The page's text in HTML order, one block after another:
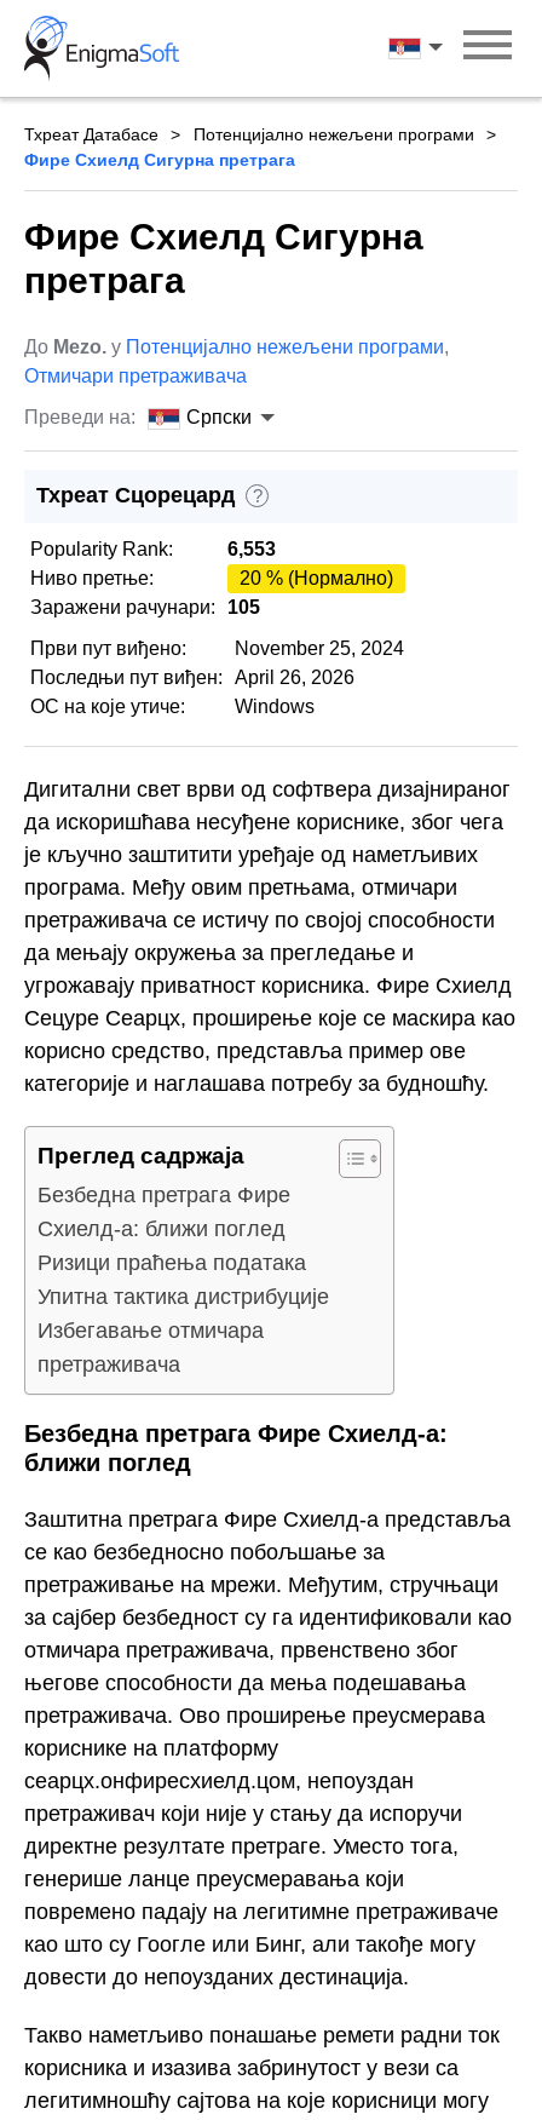
Skip
content
Српски
Тхреат Датабасе
Потенцијално нежељени програми
Фире Схиелд Сигурна претрага
Фире Схиелд Сигурна
претрага
До Mezo. у Потенцијално нежељени програми,
Отмичари претраживача
Преведи на:
Српски
Тхреат Сцорецард ?
Popularity Rank:
6,553
Ниво претње:
20 % (Нормално)
Заражени рачунари:
105
Први пут виђено:
November 25, 2024
Последњи пут виђен:
April 26, 2026
ОС на које утиче:
Windows
Дигитални свет врви од софтвера дизајнираног
да искоришћава несуђене кориснике, због чега
је кључно заштитити уређаје од наметљивих
програма. Међу овим претњама, отмичари
претраживача се истичу по својој способности
да мењају окружења за прегледање и
угрожавају приватност корисника. Фире Схиелд
Сецуре Сеарцх, проширење које се маскира као
корисно средство, представља пример ове
категорије и наглашава потребу за будношћу.
Преглед садржаја
Безбедна претрага Фире
Схиелд-а: ближи поглед
Ризици праћења података
Упитна тактика дистрибуције
Избегавање отмичара
претраживача
Безбедна претрага Фире Схиелд-а:
ближи поглед
Заштитна претрага Фире Схиелд-а представља
се као безбедносно побољшање за
претраживање на мрежи. Међутим, стручњаци
за сајбер безбедност су га идентификовали као
отмичара претраживача, првенствено због
његове способности да мења подешавања
претраживача. Ово проширење преусмерава
кориснике на платформу
сеарцх.онфиресхиелд.цом, непоуздан
претраживач који није у стању да испоручи
директне резултате претраге. Уместо тога,
генерише ланце преусмеравања који
повремено падају на легитимне претраживаче
као што су Гоогле или Бинг, али такође могу
довести до непоузданих дестинација.
Такво наметљиво понашање ремети радни ток
корисника и изазива забринутост у вези са
легитимношћу сајтова на које корисници могу